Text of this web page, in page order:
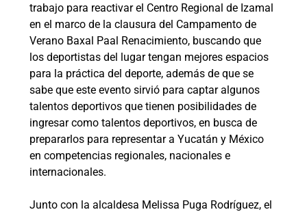
trabajo para reactivar el Centro Regional de Izamal
en el marco de la clausura del Campamento de
Verano Baxal Paal Renacimiento, buscando que
los deportistas del lugar tengan mejores espacios
para la práctica del deporte, además de que se
sabe que este evento sirvió para captar algunos
talentos deportivos que tienen posibilidades de
ingresar como talentos deportivos, en busca de
prepararlos para representar a Yucatán y México
en competencias regionales, nacionales e
internacionales.
Junto con la alcaldesa Melissa Puga Rodríguez, el